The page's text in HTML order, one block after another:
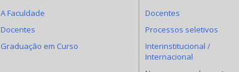
A Faculdade
Docentes
Graduação em Curso
Docentes
Processos seletivos
Interinstitucional /
Internacional